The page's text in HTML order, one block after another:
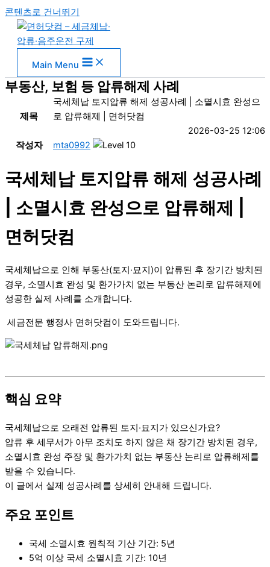
콘텐츠로 건너뛰기
Main Menu
부동산, 보험 등 압류해제 사례
제목
국세체납 토지압류 해제 성공사례 | 소멸시효 완성으
로 압류해제 | 면허닷컴
2026-03-25 12:06
작성자
mta0992
국세체납 토지압류 해제 성공사례
| 소멸시효 완성으로 압류해제 |
면허닷컴
국세체납으로 인해 부동산(토지·묘지)이 압류된 후 장기간 방치된
경우, 소멸시효 완성 및 환가가치 없는 부동산 논리로 압류해제에
성공한 실제 사례를 소개합니다.
세금전문 행정사 면허닷컴이 도와드립니다.
핵심 요약
국세체납으로 오래전 압류된 토지·묘지가 있으신가요?
압류 후 세무서가 아무 조치도 하지 않은 채 장기간 방치된 경우,
소멸시효 완성 주장 및 환가가치 없는 부동산 논리로 압류해제를
받을 수 있습니다.
이 글에서 실제 성공사례를 상세히 안내해 드립니다.
주요 포인트
국세 소멸시효 원칙적 기산 기간: 5년
5억 이상 국세 소멸시효 기간: 10년